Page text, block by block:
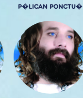
P�LICAN PONCTU�